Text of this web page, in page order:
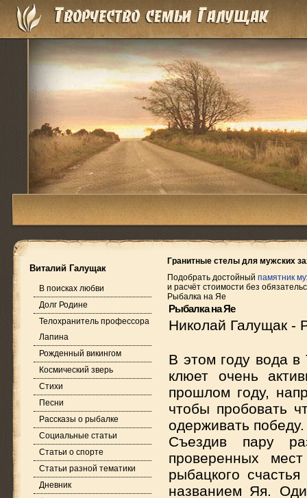
Виталий Галущак
В поисках любви
Долг Родине
Телохранитель профессора
Лапина
Рожденный викингом
Космический зверь
Стихи
Песни
Рассказы о рыбалке
Социальные статьи
Статьи о спорте
Статьи разной тематики
Дневник
Гранитные стелы для мужских
Подобрать достойный памятник
и расчёт стоимости без
Рыбалка на Яе
Рыбалка на Яе
Николай Галущак -
В этом году вода
клюет очень
прошлом году,
чтобы пробовать
одерживать победу.
Съездив пару
проверенных
рыбацкого
названием Яя.